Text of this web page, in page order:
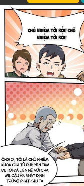
Truyện Mới Ra
Hoàn Thành
Cổ Đại
Hiện đại
Huyền Huyễn
Hài Hước
Hàn Quốc
Hậu Cung